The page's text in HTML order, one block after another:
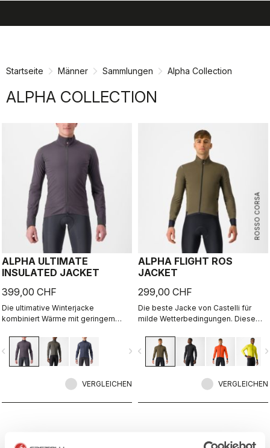
Startseite Männer Sammlungen Alpha Collection
ALPHA COLLECTION
ALPHA ULTIMATE
INSULATED JACKET
399,00 CHF
Die ultimative Winterjacke
kombiniert Wärme mit geringem
voller Schutzwirkung, wasserdichte
Materialien mit Atmungsaktivität.
Dazu kommt die Funktionalität von
navigate_next
VERGLEICHEN
ROSSO CORSA
ALPHA FLIGHT ROS
JACKET
299,00 CHF
Die beste Jacke von Castelli für
milde Wetterbedingungen. Diese
extrem schnelle Jacke eignet sich
hervorragend für hochintensive
Fahrten oder um bei kühlerem
halten. Alpha-Konstruktion mit
Polartec® Alpha Isolierung an der
navigate_before
VERGLEICHEN